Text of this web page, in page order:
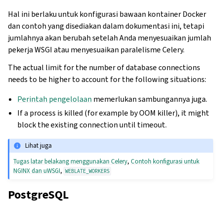
Hal ini berlaku untuk konfigurasi bawaan kontainer Docker
dan contoh yang disediakan dalam dokumentasi ini, tetapi
jumlahnya akan berubah setelah Anda menyesuaikan jumlah
pekerja WSGI atau menyesuaikan paralelisme Celery.
The actual limit for the number of database connections
needs to be higher to account for the following situations:
Perintah pengelolaan memerlukan sambungannya juga.
If a process is killed (for example by OOM killer), it might
block the existing connection until timeout.
Lihat juga
Tugas latar belakang menggunakan Celery,Contoh konfigurasi untuk
NGINX dan uWSGI, WEBLATE_WORKERS
PostgreSQL